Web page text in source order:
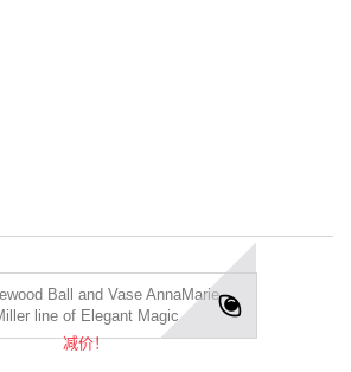
减价！